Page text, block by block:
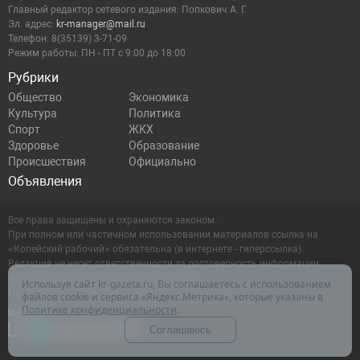
Рубрики
Общество
Экономика
Культура
Политика
Спорт
ЖКХ
Здоровье
Образование
Происшествия
Официально
Объявления
Главный редактор сетевого издания: Попкович А. Г.
Эл. адрес: kr-manager@mail.ru
Телефон: 8(35139) 3-71-09
Режим работы: ПН - ПТ с 9:00 до 18:00
Все права защищены и охраняются законом.
При полном или частичном использовании материалов ссылка на
«Копейский рабочий» обязательна (в интернете - гиперссылка).
Редакция не несет ответственности за достоверность информации,
содержащейся в рекламных объявлениях.
Настоящий ресурс может содержать материалы 16+
Используя сайт kr-gazeta.ru, Вы соглашаетесь с использованием
файлов cookie и сервиса «Яндекс.Метрика», которые указаны в
Политике конфиденциальности.
Соглашаюсь